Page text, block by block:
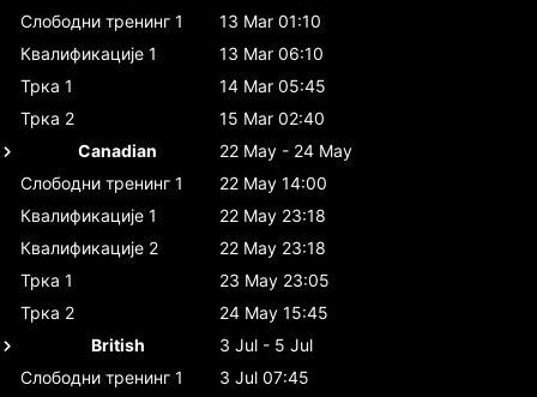
Слободни тренинг 1
13 Mar 01:10
Квалификације 1
13 Mar 06:10
Трка 1
14 Mar 05:45
Трка 2
15 Mar 02:40
Canadian
22 May - 24 May
Слободни тренинг 1
22 May 14:00
Квалификације 1
22 May 23:18
Квалификације 2
22 May 23:18
Трка 1
23 May 23:05
Трка 2
24 May 15:45
British
3 Jul - 5 Jul
Слободни тренинг 1
3 Jul 07:45